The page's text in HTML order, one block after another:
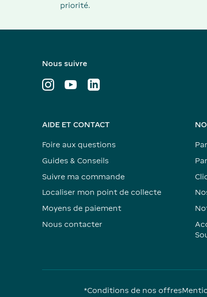
priorité.
Nous suivre
AIDE ET CONTACT
Foire aux questions
Guides & Conseils
Suivre ma commande
Localiser mon point de collecte
Moyens de paiement
Nous contacter
*Conditions de nos offres